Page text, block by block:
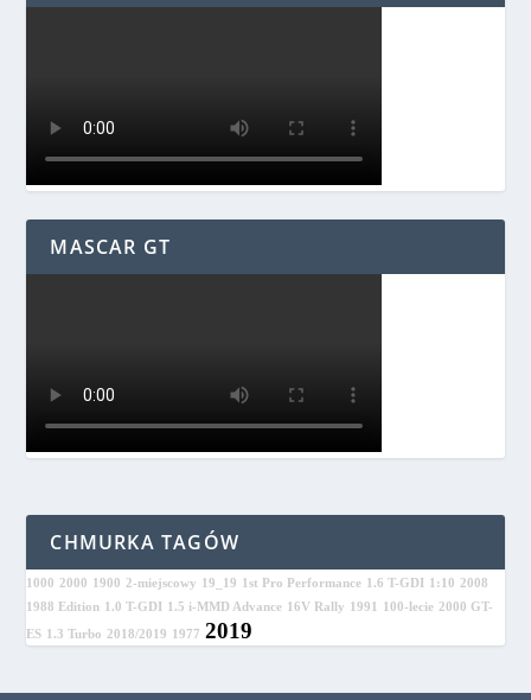
MASCAR GT
CHMURKA TAGÓW
1000 2000 1900 2-miejscowy 19_19 1st Pro Performance 1.6 T-GDI 1:10 2008
1988 Edition 1.0 T-GDI 1.5 i-MMD Advance 16V Rally 1991 100-lecie 2000 GT-
ES 1.3 Turbo 2018/2019 1977 2019